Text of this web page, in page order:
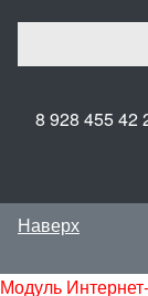
8 928 455 42
Наверх
Модуль